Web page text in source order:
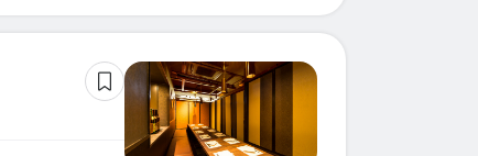
月給：
月給：
月給：
月給：
月給：
月給：
調理師・調理スタッフ
月給：
月給：
月給：
調理師・調理スタッフ
月給：
ホールスタッフ
月給：
月給：
月給：
月給：